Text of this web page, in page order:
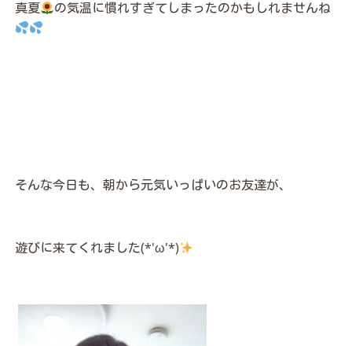
真夏 の気温に慣れすぎてしまったのかもしれませんね
そんな今日も、朝から元気いっぱいのお友達が、
遊びに来てくれました(*'ω'*)